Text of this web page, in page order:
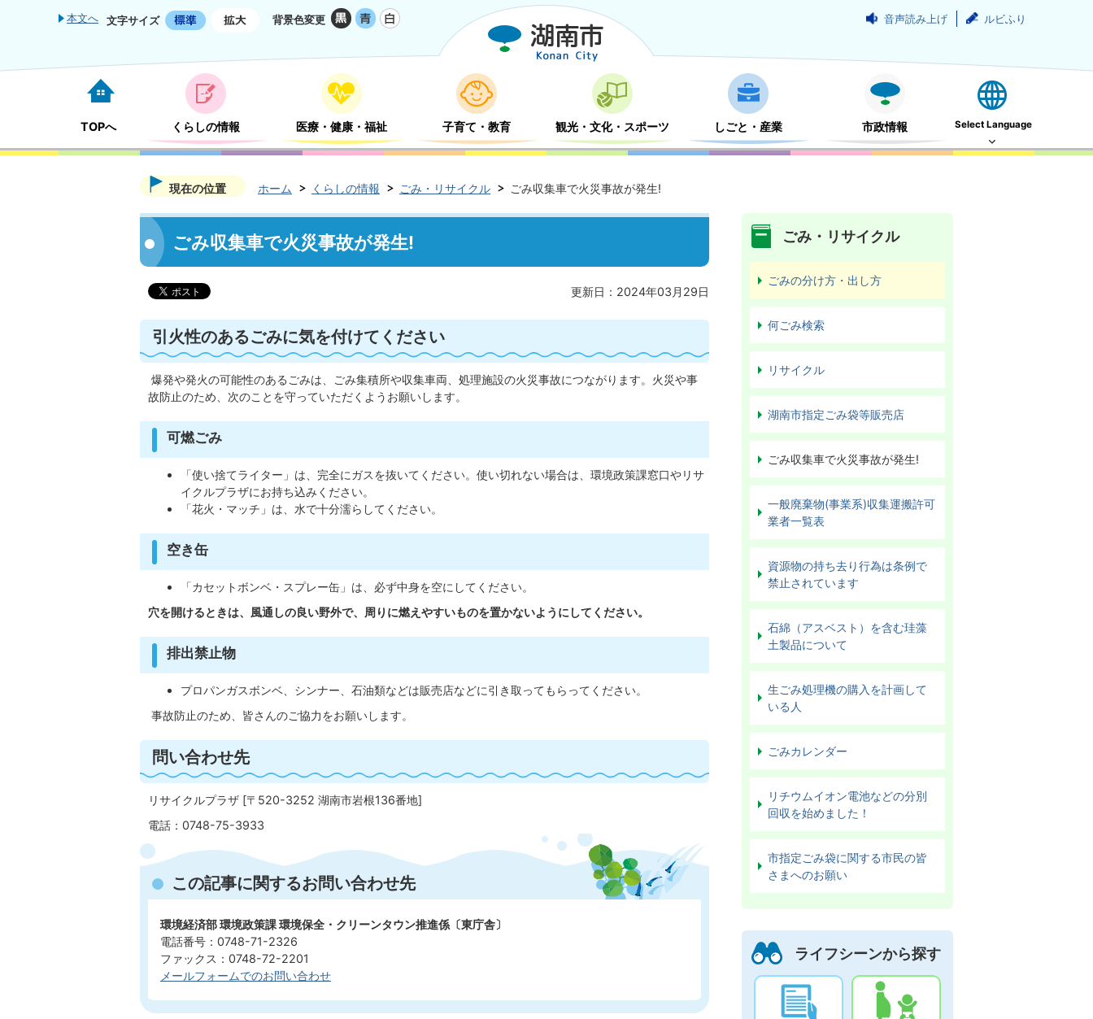
本文へ 文字サイズ 背景色変更 音声読み上げ ルビふり
TOPへ くらしの情報 医療・健康・福祉 子育て・教育 観光・文化・スポーツ しごと・産業 市政情報 Select Language
現在の位置 ホーム くらしの情報 ごみ・リサイクル ごみ収集車で火災事故が発生!
ごみ収集車で火災事故が発生!
更新日：2024年03月29日
引火性のあるごみに気を付けてください
爆発や発火の可能性のあるごみは、ごみ集積所や収集車両、処理施設の火災事故につながります。火災や事
故防止のため、次のことを守っていただくようお願いします。
可燃ごみ
「使い捨てライター」は、完全にガスを抜いてください。使い切れない場合は、環境政策課窓口やリサ
イクルプラザにお持ち込みください。
「花火・マッチ」は、水で十分濡らしてください。
空き缶
「カセットボンベ・スプレー缶」は、必ず中身を空にしてください。
穴を開けるときは、風通しの良い野外で、周りに燃えやすいものを置かないようにしてください。
排出禁止物
プロパンガスボンベ、シンナー、石油類などは販売店などに引き取ってもらってください。
事故防止のため、皆さんのご協力をお願いします。
問い合わせ先
リサイクルプラザ [〒520-3252 湖南市岩根136番地]
電話：0748-75-3933
この記事に関するお問い合わせ先
環境経済部 環境政策課 環境保全・クリーンタウン推進係〔東庁舎〕
電話番号：0748-71-2326
ファックス：0748-72-2201
メールフォームでのお問い合わせ
ごみ・リサイクル
ごみの分け方・出し方
何ごみ検索
リサイクル
湖南市指定ごみ袋等販売店
ごみ収集車で火災事故が発生!
一般廃棄物(事業系)収集運搬許可
業者一覧表
資源物の持ち去り行為は条例で
禁止されています
石綿（アスベスト）を含む珪藻
土製品について
生ごみ処理機の購入を計画して
いる人
ごみカレンダー
リチウムイオン電池などの分別
回収を始めました！
市指定ごみ袋に関する市民の皆
さまへのお願い
ライフシーンから探す